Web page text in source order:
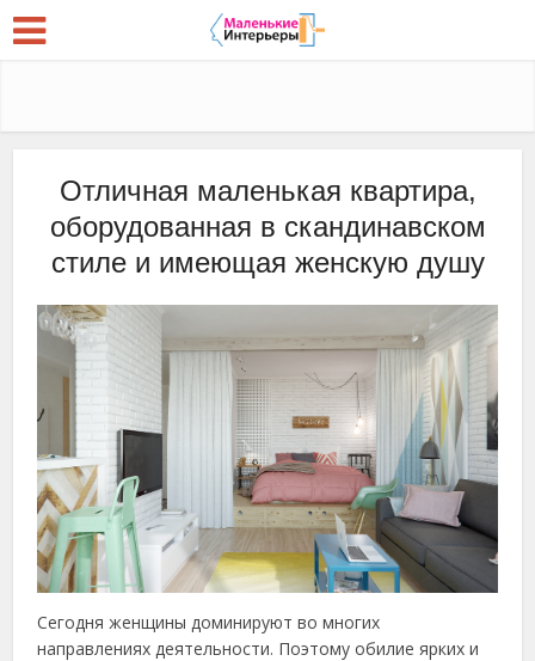
Отличная маленькая квартира,
оборудованная в скандинавском
стиле и имеющая женскую душу
Сегодня женщины доминируют во многих
направлениях деятельности. Поэтому обилие ярких и